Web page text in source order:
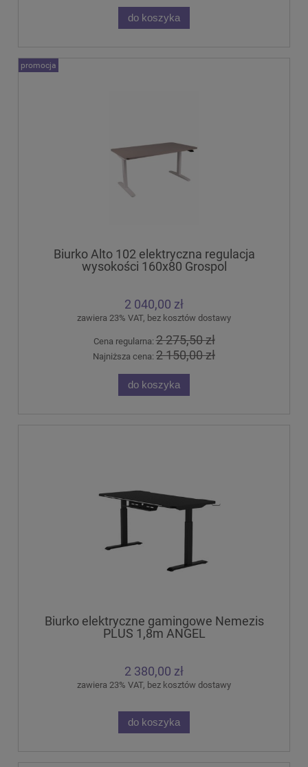
do koszyka
Biurko Alto 102 elektryczna regulacja
wysokości 160x80 Grospol
2 040,00 zł
zawiera 23% VAT, bez kosztów dostawy
Cena regularna:2 275,50 zł
Najniższa cena: 2 150,00 zł
do koszyka
promocja
Biurko elektryczne gamingowe Nemezis
PLUS 1,8m ANGEL
2 380,00 zł
zawiera 23% VAT, bez kosztów dostawy
do koszyka